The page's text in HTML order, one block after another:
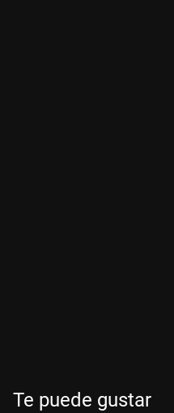
Te puede gustar